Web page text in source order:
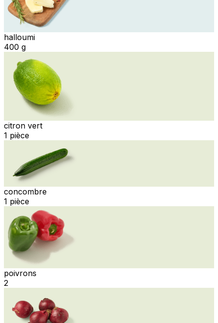
halloumi
400 g
citron vert
1 pièce
concombre
1 pièce
poivrons
2